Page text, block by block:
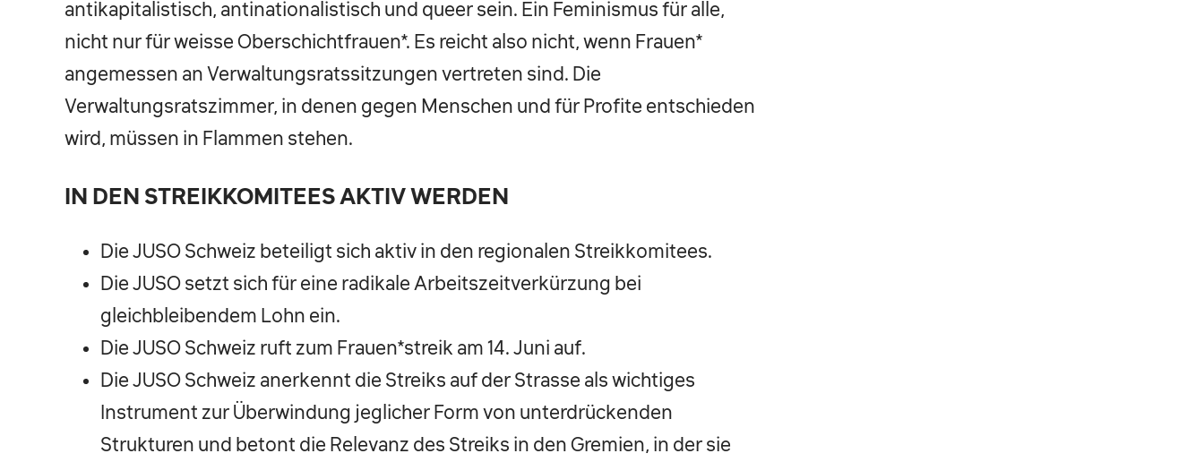
antikapitalistisch, antinationalistisch und queer sein. Ein Feminismus für alle,
nicht nur für weisse Oberschichtfrauen*. Es reicht also nicht, wenn Frauen*
angemessen an Verwaltungsratssitzungen vertreten sind. Die
Verwaltungsratszimmer, in denen gegen Menschen und für Profite entschieden
wird, müssen in Flammen stehen.
IN DEN STREIKKOMITEES AKTIV WERDEN
Die JUSO Schweiz beteiligt sich aktiv in den regionalen Streikkomitees.
Die JUSO setzt sich für eine radikale Arbeitszeitverkürzung bei
gleichbleibendem Lohn ein.
Die JUSO Schweiz ruft zum Frauen*streik am 14. Juni auf.
Die JUSO Schweiz anerkennt die Streiks auf der Strasse als wichtiges
Instrument zur Überwindung jeglicher Form von unterdrückenden
Strukturen und betont die Relevanz des Streiks in den Gremien, in der sie